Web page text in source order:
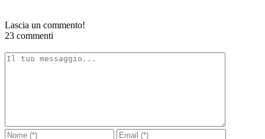
Lascia un commento!
23 commenti